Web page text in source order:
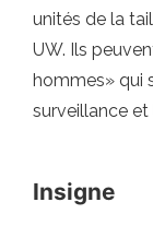
unités de la
UW. Ils
hommes» qui
surveillance et
Insigne